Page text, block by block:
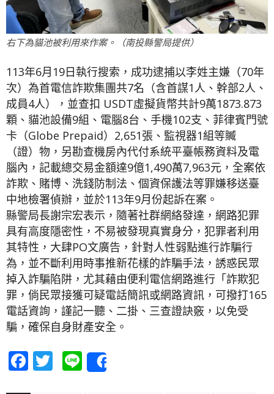
右下為貓池被利用來作案。（南投縣警局提供）
113年6月19日執行搜索，成功逮捕以李姓主嫌（70年
次）為首電信詐欺集團共7名（含首謀1人、幹部2人、
成員4人），並查扣 USDT虛擬貨幣共計9萬1873.873
顆、貓池設備9組、電腦8台、手機102支、菲律賓門號
卡（Globe Prepaid）2,651張、監視器1組等贓
（證）物，另勘查機房內代付系統平臺帳務資料及電
腦內，記載總交易金額達9億1,490萬7,963元，全案依
詐欺、賭博、洗錢防制法、個資保護法等罪嫌移送臺
中地檢署偵辦，並於113年9月份起訴在案。
縣警局長謝宗宏表示，隨著社群網絡發達，網路犯罪
具有高度隱密性，不易被發現真實身分，犯罪者利用
其特性，大肆PO文廣告，針對人性弱點進行詐騙行
為，並不斷利用時事推新花樣的詐騙手法，誘惑民眾
掉入詐騙陷阱，尤其藉由便利電信網路進行「詐欺犯
罪，倘民眾接獲可疑電話簡訊或網路資訊，可撥打165
電話資詢，謹記一聽、二掛、三查證訣竅，以免受
騙，確保自身財產安全。
Facebook
Twitter
Line